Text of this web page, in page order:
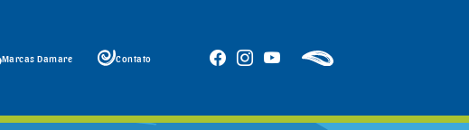
Marcas Damare Contato